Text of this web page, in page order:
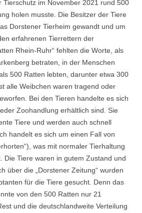
Tierschutz im November 2021 rund 500
holen musste. Die Besitzer der Tiere
Dorstener Tierheim gewandt und um
erfahrenen Tierrettern der
Rhein-Ruhr“ fehlten die Worte, als
betraten, in der Menschen
500 Ratten lebten, darunter etwa 300
alle Weibchen waren tragend oder
Bei den Tieren handelte es sich
Zoohandlung erhältlich sind. Sie
Tiere und werden auch schnell
handelt es sich um einen Fall von
was mit normaler Tierhaltung
Die Tiere waren in gutem Zustand und
über die „Dorstener Zeitung“ wurden
für die Tiere gesucht. Denn das
von den 500 Ratten nur 21
und die deutschlandweite Verteilung